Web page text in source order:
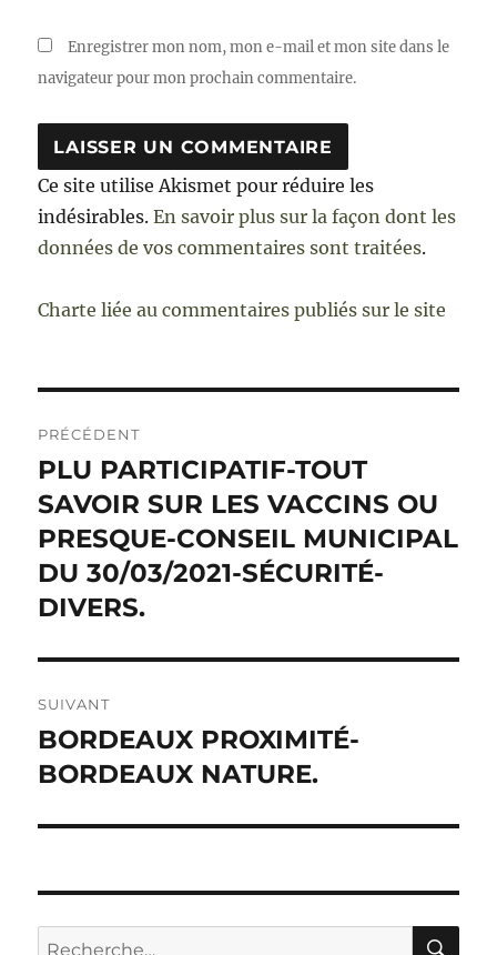
Enregistrer mon nom, mon e-mail et mon site dans le
navigateur pour mon prochain commentaire.
Ce site utilise Akismet pour réduire les
indésirables.En savoir plus sur la façon dont les
données de vos commentaires sont traitées.
Charte liée au commentaires publiés sur le site
de
l’article
PRÉCÉDENT
Publication
précédente :
PLU PARTICIPATIF-TOUT
SAVOIR SUR LES VACCINS OU
PRESQUE-CONSEIL MUNICIPAL
DU 30/03/2021-SÉCURITÉ-
DIVERS.
SUIVANT
Publication
suivante :
BORDEAUX PROXIMITÉ-
BORDEAUX NATURE.
Recherche